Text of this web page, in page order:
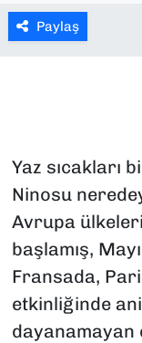
Paylaş
Yaz sıcakları
Ninosu
Avrupa
başlamış,
Fransada,
etkinliğinde
dayanamayan
KÜLTÜR
SAĞLIK
SPOR
TEKNOLOJİ
YAŞAM
Son Dakika